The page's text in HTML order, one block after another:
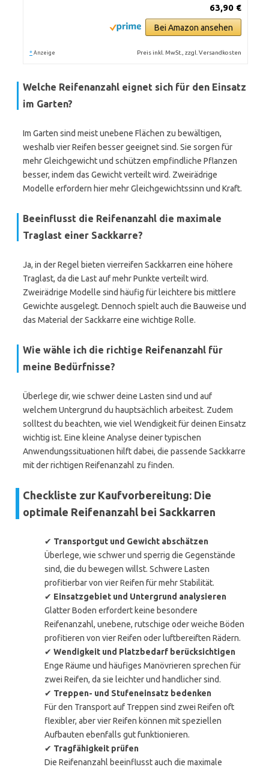
63,90 €
Bei Amazon ansehen
* Anzeige Preis inkl. MwSt., zzgl. Versandkosten
Welche Reifenanzahl eignet sich für den Einsatz
im Garten?
Im Garten sind meist unebene Flächen zu bewältigen,
weshalb vier Reifen besser geeignet sind. Sie sorgen für
mehr Gleichgewicht und schützen empfindliche Pflanzen
besser, indem das Gewicht verteilt wird. Zweirädrige
Modelle erfordern hier mehr Gleichgewichtssinn und Kraft.
Beeinflusst die Reifenanzahl die maximale
Traglast einer Sackkarre?
Ja, in der Regel bieten vierreifen Sackkarren eine höhere
Traglast, da die Last auf mehr Punkte verteilt wird.
Zweirädrige Modelle sind häufig für leichtere bis mittlere
Gewichte ausgelegt. Dennoch spielt auch die Bauweise und
das Material der Sackkarre eine wichtige Rolle.
Wie wähle ich die richtige Reifenanzahl für
meine Bedürfnisse?
Überlege dir, wie schwer deine Lasten sind und auf
welchem Untergrund du hauptsächlich arbeitest. Zudem
solltest du beachten, wie viel Wendigkeit für deinen Einsatz
wichtig ist. Eine kleine Analyse deiner typischen
Anwendungssituationen hilft dabei, die passende Sackkarre
mit der richtigen Reifenanzahl zu finden.
Checkliste zur Kaufvorbereitung: Die
optimale Reifenanzahl bei Sackkarren
✔ Transportgut und Gewicht abschätzen
Überlege, wie schwer und sperrig die Gegenstände
sind, die du bewegen willst. Schwere Lasten
profitierbar von vier Reifen für mehr Stabilität.
✔ Einsatzgebiet und Untergrund analysieren
Glatter Boden erfordert keine besondere
Reifenanzahl, unebene, rutschige oder weiche Böden
profitieren von vier Reifen oder luftbereiften Rädern.
✔ Wendigkeit und Platzbedarf berücksichtigen
Enge Räume und häufiges Manövrieren sprechen für
zwei Reifen, da sie leichter und handlicher sind.
✔ Treppen- und Stufeneinsatz bedenken
Für den Transport auf Treppen sind zwei Reifen oft
flexibler, aber vier Reifen können mit speziellen
Aufbauten ebenfalls gut funktionieren.
✔ Tragfähigkeit prüfen
Die Reifenanzahl beeinflusst auch die maximale